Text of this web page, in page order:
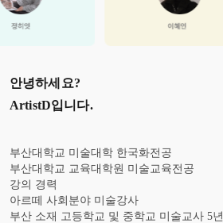
안녕하세요?
ArtistD입니다.
부산대학교 미술대학 한국화전공
부산대학교 교육대학원 미술교육전공
강의 경력
아르떼 사회분야 미술강사
부산 소재 고등학교 및 중학교 미술교사 5년